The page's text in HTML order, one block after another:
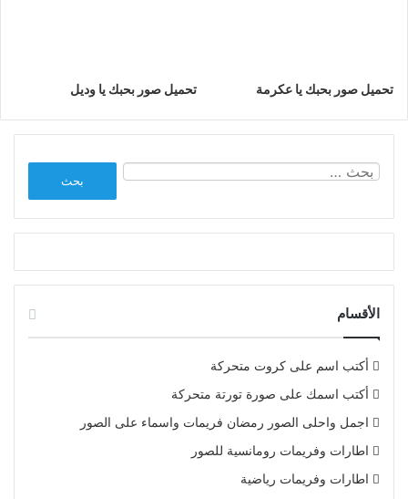
تحميل صور بحبك يا عكرمة تحميل صور بحبك يا وديل
الأقسام
أكتب اسم على كروت متحركة
أكتب اسمك على صورة تورتة متحركة
اجمل واحلى الصور رمضان فريمات واسماء على الصور
اطارات وفريمات رومانسية للصور
اطارات وفريمات رياضية